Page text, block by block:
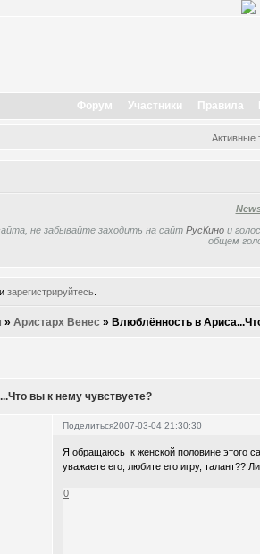
Форум Участники Правила
Активные
не забывайте заходить на сайт РусКино и
общем
зарегистрируйтесь.
»Аристарх Венес »Влюблённость в
вы к нему чувствуете?
Поделиться2007-03-04 21:30:30
Я обращаюсь к женской половине этого
уважаете его, любите его игру, талант??
0